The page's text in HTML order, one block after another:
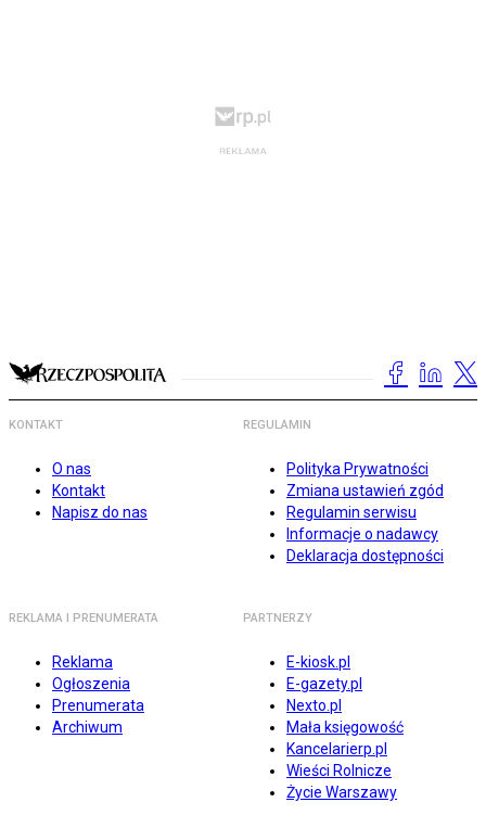
KONTAKT
O nas
Kontakt
Napisz do nas
REGULAMIN
Polityka Prywatności
Zmiana ustawień zgód
Regulamin serwisu
Informacje o nadawcy
Deklaracja dostępności
REKLAMA I PRENUMERATA
Reklama
Ogłoszenia
Prenumerata
Archiwum
PARTNERZY
E-kiosk.pl
E-gazety.pl
Nexto.pl
Mała księgowość
Kancelarierp.pl
Wieści Rolnicze
Życie Warszawy